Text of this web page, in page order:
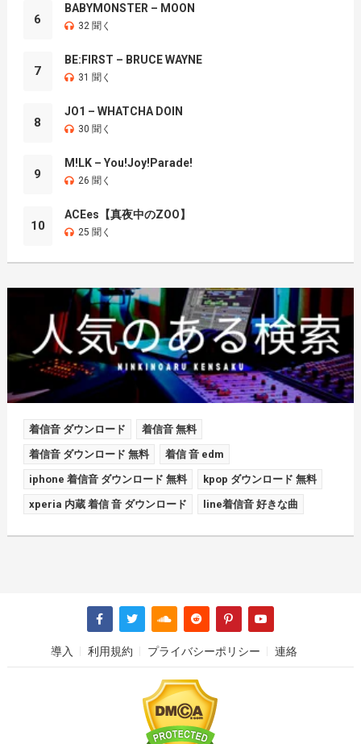
6
BABYMONSTER – MOON
32 聞く
7
BE:FIRST – BRUCE WAYNE
31 聞く
8
JO1 – WHATCHA DOIN
30 聞く
9
M!LK – You!Joy!Parade!
26 聞く
10
ACEes【真夜中のZOO】
25 聞く
着信音 ダウンロード 着信音 無料
着信音 ダウンロード 無料 着信 音 edm
iphone 着信音 ダウンロード 無料 kpop ダウンロード 無料
xperia 内蔵 着信 音 ダウンロード line着信音 好きな曲
導入 利用規約 プライバシーポリシー 連絡